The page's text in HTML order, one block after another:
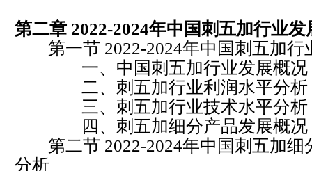
第二章 2022-2024年中国刺五加行业
第一节 2022-2024年中国刺五加行
一、中国刺五加行业发展概况
二、刺五加行业利润水平分析
三、刺五加行业技术水平分析
四、刺五加细分产品发展概况
第二节 2022-2024年中国刺五加细
分析